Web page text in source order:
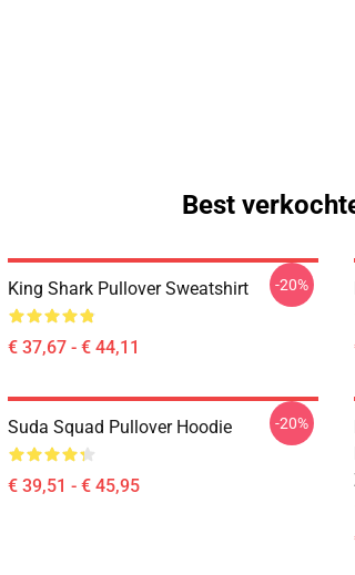
Best
King Shark Pullover Sweatshirt
€ 37,67 - € 44,11
-20%
Suda Squad Pullover Hoodie
€ 39,51 - € 45,95
-20%